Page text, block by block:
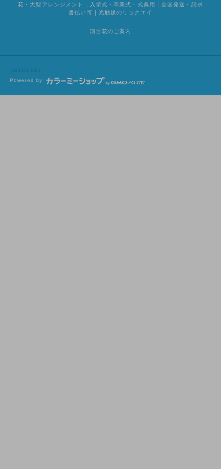
花・大型アレンジメント｜入学式・卒業式・式典用｜全国発送・請求
書払い可｜光触媒のリョクエイ
演台花のご案内
©RYOKUEI
Powered by